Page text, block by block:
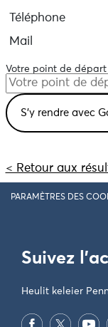
Téléphone
Mail
Votre point de départ
< Retour aux
PARAMÈTRES DES
Suivez
Heulit keleier